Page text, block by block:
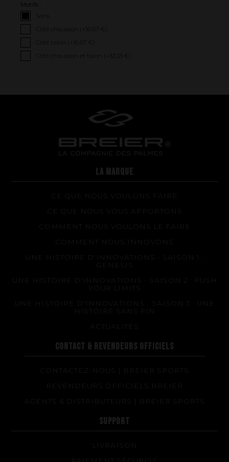
La conception de nos palmes
Matériaux et composants
Motifs :
Côté chausson (+
16.67 €
Côté talon (+
16.67 €
Côté chausson et talon (+
33.33 €
LA MARQUE
CE QUE NOUS VOULONS FAIRE
CE QUE NOUS VOUS APPORTONS
COMMENT NOUS VOULONS LE FAIRE
UNE HISTOIRE D'INNOVATIONS - SAISON 1 :
GENESIS
UNE HISTOIRE D'INNOVATIONS - SAISON 2 : PUSH
YOUR LIMITS
UNE HISTOIRE D'INNOVATIONS - SAISON 3 : UNE
HISTOIRE SANS FIN
CONTACT & REVENDEURS OFFICIELS
CONTACTEZ-NOUS | BREIER SPORTS
REVENDEURS OFFICIELS BREIER
AGENTS & DISTRIBUTEURS | BREIER SPORTS
SUPPORT
LIVRAISON
PAIEMENT SÉCURISÉ